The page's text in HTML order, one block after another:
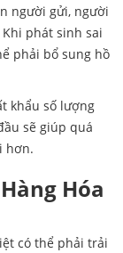
người gửi, người
phát sinh sai
phải bổ sung hồ
khẩu số lượng
sẽ giúp quá
hơn.
Hóa
có thể phải trải